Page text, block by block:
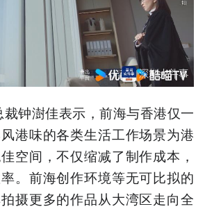
钟澍佳表示，前海与香港仅一
港味的各类生活工作场景为港
空间，不仅缩减了制作成本，
。前海创作环境等无可比拟的
摄更多的作品从大湾区走向全